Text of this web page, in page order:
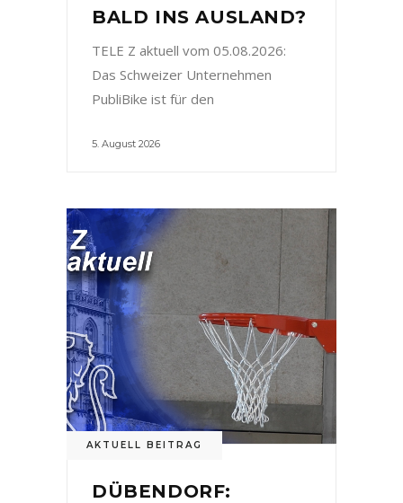
BALD INS AUSLAND?
TELE Z aktuell vom 05.08.2026:
Das Schweizer Unternehmen
PubliBike ist für den
5. August 2026
AKTUELL BEITRAG
DÜBENDORF: